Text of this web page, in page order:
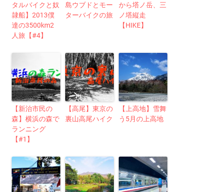
タルバイクと奴
隷船】2013僕
達の3500km2
人旅【#4】
島ウブドとモー
ターバイクの旅
から塔ノ岳、三
ノ塔縦走
【HIKE】
【新治市民の
森】横浜の森で
ランニング
【#1】
【高尾】東京の
裏山高尾ハイク
【上高地】雪舞
う5月の上高地